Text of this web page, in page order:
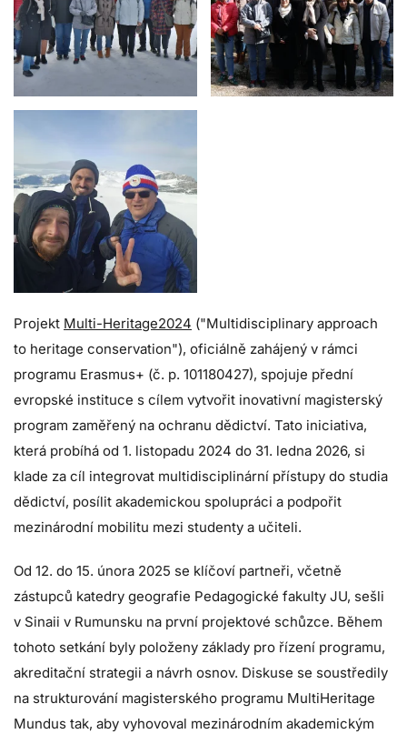
Projekt Multi-Heritage2024 ("Multidisciplinary approach
to heritage conservation"), oficiálně zahájený v rámci
programu Erasmus+ (č. p. 101180427), spojuje přední
evropské instituce s cílem vytvořit inovativní magisterský
program zaměřený na ochranu dědictví. Tato iniciativa,
která probíhá od 1. listopadu 2024 do 31. ledna 2026, si
klade za cíl integrovat multidisciplinární přístupy do studia
dědictví, posílit akademickou spolupráci a podpořit
mezinárodní mobilitu mezi studenty a učiteli.
Od 12. do 15. února 2025 se klíčoví partneři, včetně
zástupců katedry geografie Pedagogické fakulty JU, sešli
v Sinaii v Rumunsku na první projektové schůzce. Během
tohoto setkání byly položeny základy pro řízení programu,
akreditační strategii a návrh osnov. Diskuse se soustředily
na strukturování magisterského programu MultiHeritage
Mundus tak, aby vyhovoval mezinárodním akademickým